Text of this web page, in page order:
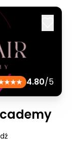
4.80/5